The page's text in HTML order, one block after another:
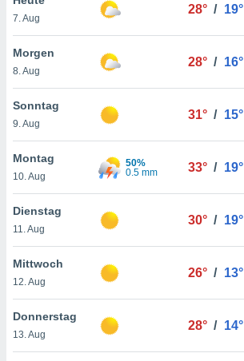
oder
Partner
es uns
das
der
Profil zu
Ihnen
finden
. Sie
jederzeit
Rand
7. Aug
28° / 19°
Morgen
8. Aug
28° / 16°
Sonntag
9. Aug
31° / 15°
Montag
10. Aug
50%
0.5 mm
33° / 19°
Dienstag
11. Aug
30° / 19°
Mittwoch
12. Aug
26° / 13°
Donnerstag
13. Aug
28° / 14°